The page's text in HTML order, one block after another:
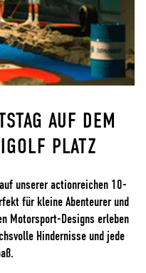
AUF DEM
PLATZ
unserer actionreichen 10-
für kleine Abenteurer und
Motorsport-Designs erleben
Hindernisse und jede